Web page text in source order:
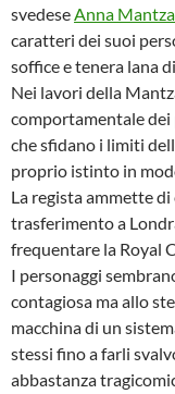
svedeseAnna
caratteri dei suoi
soffice e tenera lana
Nei lavori della
comportamentale
che sfidano i limiti
proprio istinto in
La regista ammette
trasferimento a
frequentare la Royal
I personaggi
contagiosa ma allo
macchina di un
stessi fino a farli
abbastanza